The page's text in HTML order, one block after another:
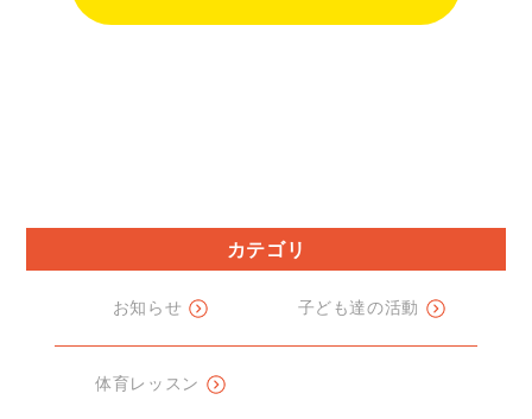
カテゴリ
お知らせ 子ども達の活動
体育レッスン